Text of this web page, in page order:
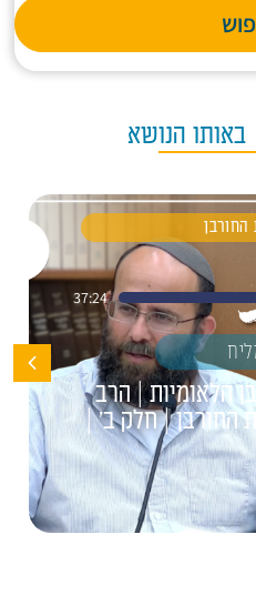
באותו הנושא
החורבן
37:24
הלאומיות | הרב
החורבן | חלק ב' |